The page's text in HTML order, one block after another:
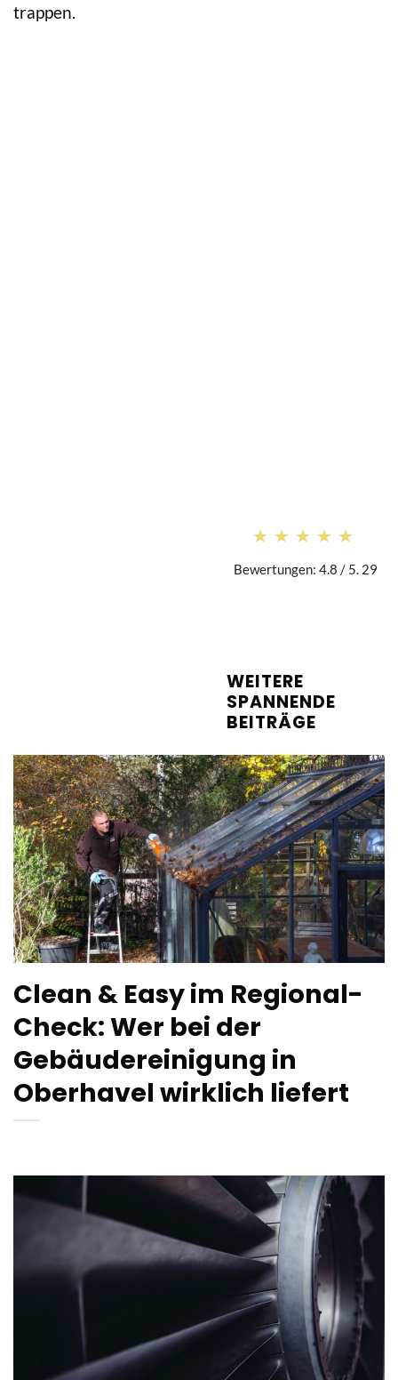
trappen.
★★★★★
★★★★★
Bewertungen: 4.8 / 5. 29
WEITERE
SPANNENDE
BEITRÄGE
Clean & Easy im Regional-
Check: Wer bei der
Gebäudereinigung in
Oberhavel wirklich liefert